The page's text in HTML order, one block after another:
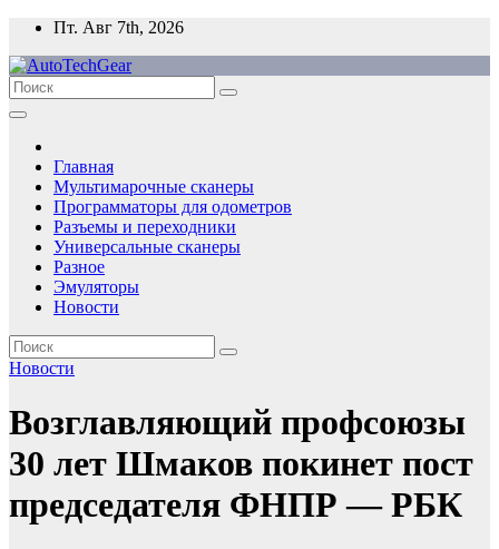
Перейти
содержимому
Пт. Авг 7th, 2026
Главная
Мультимарочные сканеры
Программаторы для одометров
Разъемы и переходники
Универсальные сканеры
Разное
Эмуляторы
Новости
Новости
Возглавляющий профсоюзы
30 лет Шмаков покинет пост
председателя ФНПР — РБК